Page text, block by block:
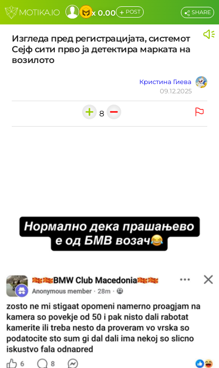
x 0.00 + POST
Изгледа пред регистрацијата, системот
Сејф сити прво ја детектира марката на
возилото
Кристина Гиева
09.12.2025
SHARE
8